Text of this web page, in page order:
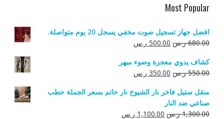
Most Popular
افضل جهاز تسجيل صوت مخفي يسجل 20 يوم متواصلة.
680.00 ر.س السعر
هو:
680.00 ر.س.
500.00 ر.سالسعر
هو:
500.00 ر.س.
كشاف يدوي معجزة وضوء مبهر
550.00 ر.س السعر
هو:
550.00 ر.س.
350.00 ر.سالسعر
هو:
منقل ستيل فاخر نار الشيوخ نار حاتم بسعر الجملة حطب
صناعي ضد النار
1,300.00 ر.س السعر
1,100.00 ر.سالسعر